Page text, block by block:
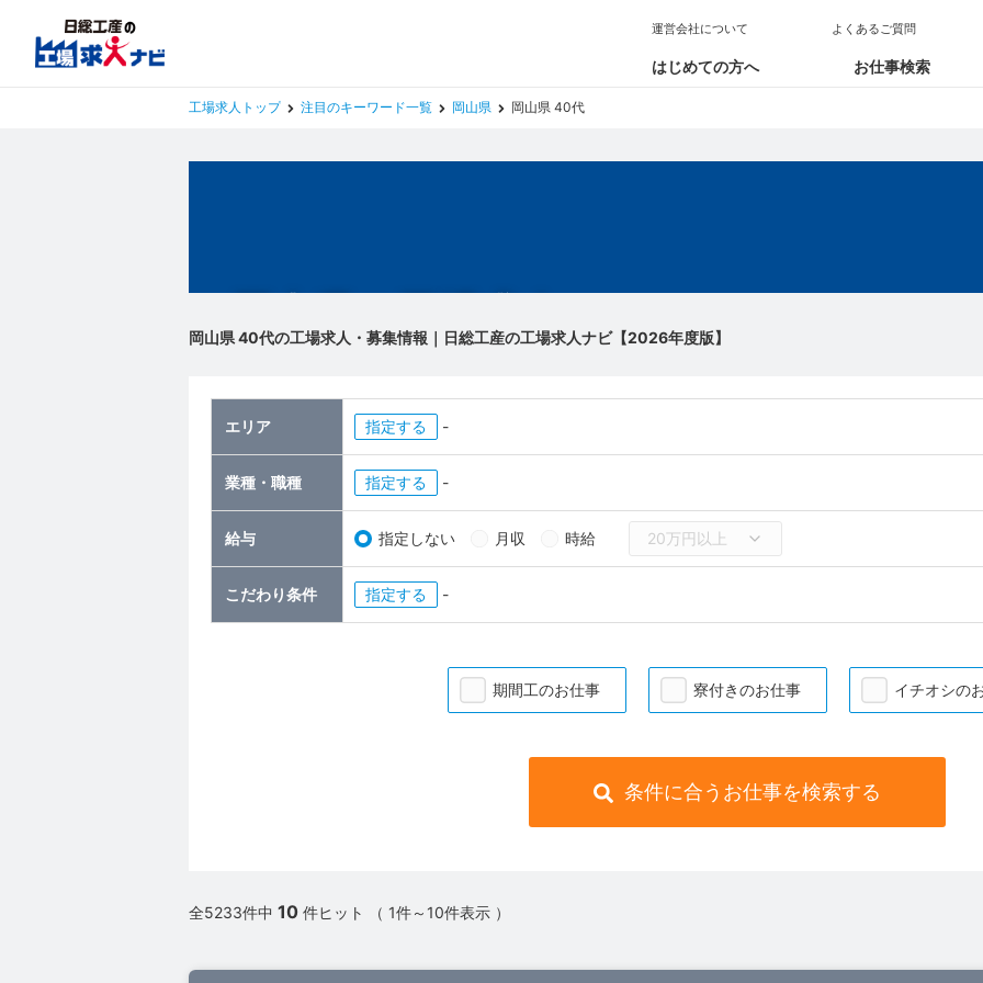
はじめての方へ お仕事検索
運営会社について よくあるご質問
工場求人トップ 注目のキーワード一覧 岡山県 岡山県 40代
岡山県 40代の工場求人・募集情報｜日総工産の工場求人ナビ【2026年度版】
エリア 指定 -
業種・職種 指定 -
給与 指定しない 月収 時給
こだわり条件 指定 -
期間工のお仕事 寮付きのお仕事 イチオシの
条件に合うお仕事を検索する
全5233件中 10 件ヒット （ 1件～10件表示 ）